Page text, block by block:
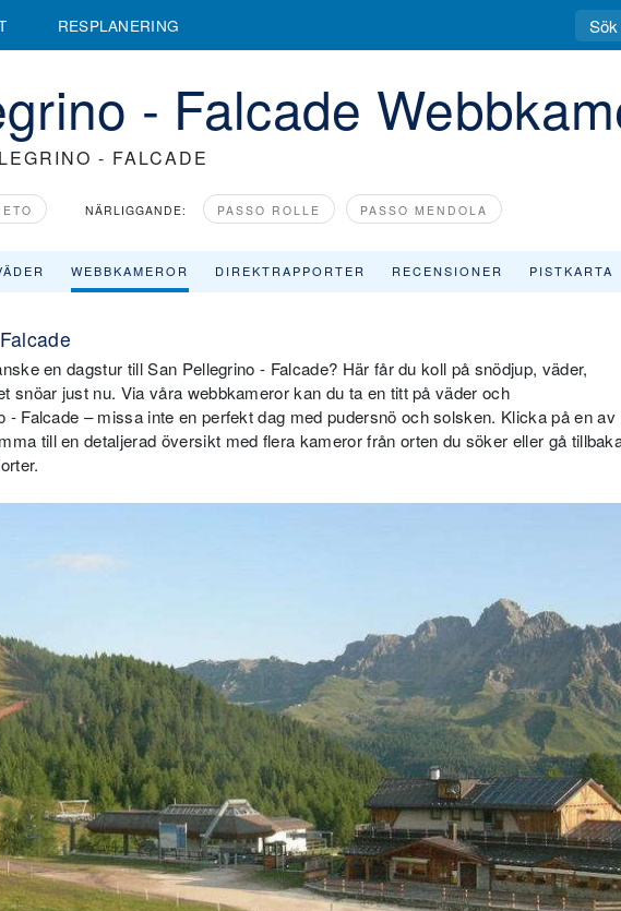
RESPLANERING
- Falcade
- FALCADE
NÄRLIGGANDE: PASSO ROLLE PASSO MENDOLA
WEBBKAMEROR DIREKTRAPPORTER RECENSIONER PISTKARTA
en dagstur till San Pellegrino - Falcade? Här får du koll på snödjup, väder,
snöar just nu. Via våra webbkameror kan du ta en titt på väder och
- Falcade – missa inte en perfekt dag med pudersnö och solsken. Klicka på en av
till en detaljerad översikt med flera kameror från orten du söker eller gå